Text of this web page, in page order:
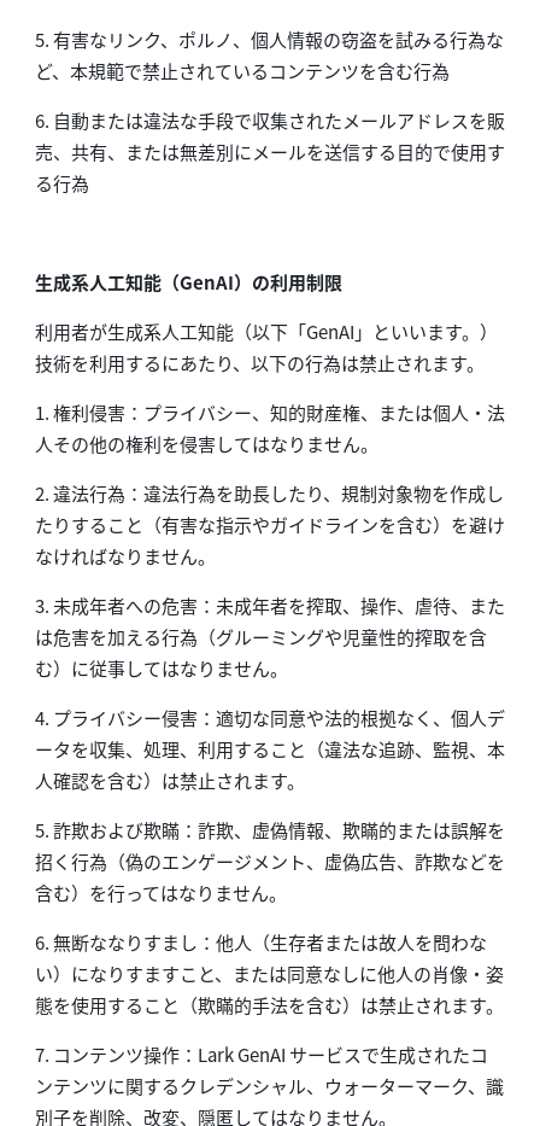
5. 有害なリンク、ポルノ、個人情報の窃盗を試みる行為な
ど、本規範で禁止されているコンテンツを含む行為
6. 自動または違法な手段で収集されたメールアドレスを販
売、共有、または無差別にメールを送信する目的で使用す
る行為
生成系人工知能（GenAI）の利用制限
利用者が生成系人工知能（以下「GenAI」といいます。）
技術を利用するにあたり、以下の行為は禁止されます。
1. 権利侵害：プライバシー、知的財産権、または個人・法
人その他の権利を侵害してはなりません。
2. 違法行為：違法行為を助長したり、規制対象物を作成し
たりすること（有害な指示やガイドラインを含む）を避け
なければなりません。
3. 未成年者への危害：未成年者を搾取、操作、虐待、また
は危害を加える行為（グルーミングや児童性的搾取を含
む）に従事してはなりません。
4. プライバシー侵害：適切な同意や法的根拠なく、個人デ
ータを収集、処理、利用すること（違法な追跡、監視、本
人確認を含む）は禁止されます。
5. 詐欺および欺瞞：詐欺、虚偽情報、欺瞞的または誤解を
招く行為（偽のエンゲージメント、虚偽広告、詐欺などを
含む）を行ってはなりません。
6. 無断ななりすまし：他人（生存者または故人を問わな
い）になりすますこと、または同意なしに他人の肖像・姿
態を使用すること（欺瞞的手法を含む）は禁止されます。
7. コンテンツ操作：Lark GenAI サービスで生成されたコ
ンテンツに関するクレデンシャル、ウォーターマーク、識
別子を削除、改変、隠匿してはなりません。